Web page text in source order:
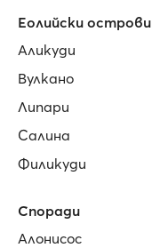
Еолийски острови
Аликуди
Вулкано
Липари
Салина
Филикуди
Споради
Алонисос